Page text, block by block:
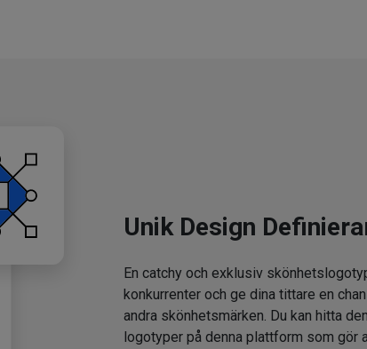
Unik Design
En catchy och exklusiv
konkurrenter och ge dina tittare en
andra skönhetsmärken. Du kan hitta
logotyper på denna plattform som gör